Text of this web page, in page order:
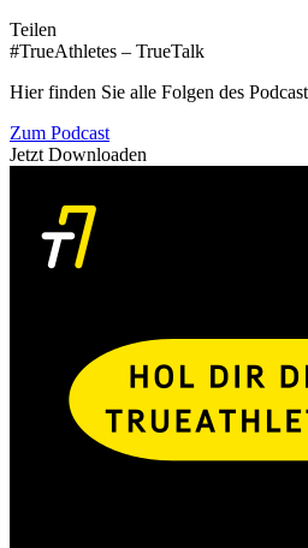
Teilen
#TrueAthletes – TrueTalk
Hier finden Sie alle Folgen des
Zum Podcast
Jetzt Downloaden